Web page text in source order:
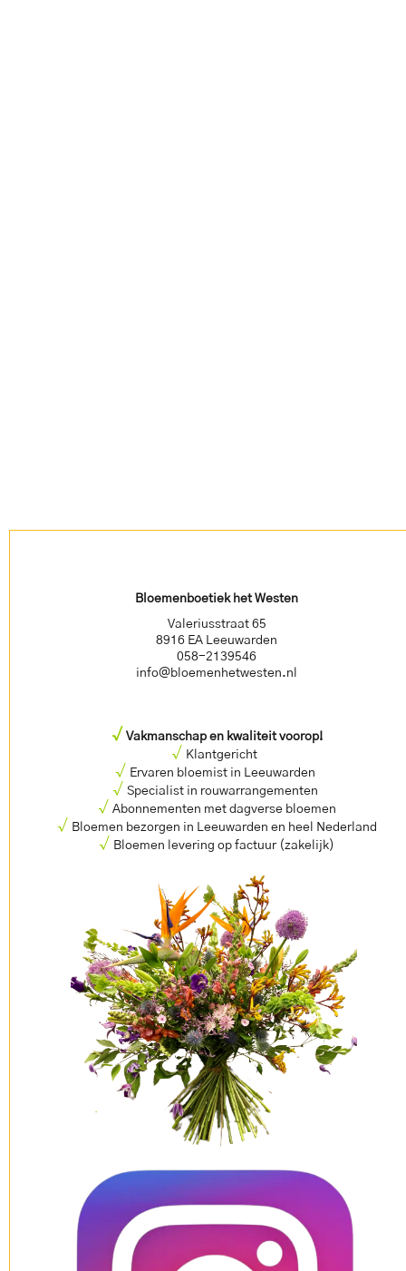
Bloemenboetiek het Westen
Valeriusstraat 65
8916 EA Leeuwarden
058-2139546
info@bloemenhetwesten.nl
√ Vakmanschap en kwaliteit voorop!
√ Klantgericht
√ Ervaren bloemist in Leeuwarden
√ Specialist in rouwarrangementen
√ Abonnementen met dagverse bloemen
√ Bloemen bezorgen in Leeuwarden en heel Nederland
√ Bloemen levering op factuur (zakelijk)